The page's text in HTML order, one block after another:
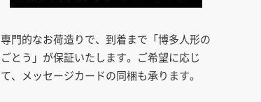
専門的なお荷造りで、到着まで「博多人形の
ごとう」が保証いたします。ご希望に応じ
て、メッセージカードの同梱も承ります。